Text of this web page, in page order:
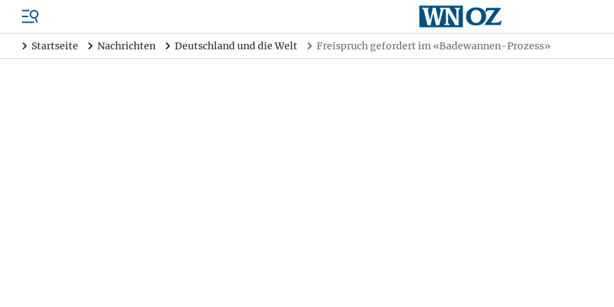
Startseite Nachrichten Deutschland und die Welt Freispruch gefordert im «Badewannen-Prozess»